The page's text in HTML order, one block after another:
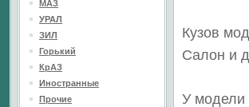
Кузов
Салон и
У модели
МАЗ
УРАЛ
ЗИЛ
Горький
КрАЗ
Иностранные
Прочие